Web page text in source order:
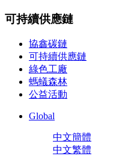
可持續供應鏈
協鑫碳鏈
可持續供應鏈
綠色工廠
螞蟻森林
公益活動
Global
中文簡體
中文繁體